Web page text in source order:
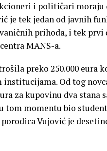
i političari moraju
je tek jedan od javnih
prihoda, i tek
MANS-a.
preko 250.000 eura
Od tog
za kupovinu dva
tom momentu bio
Vujović je